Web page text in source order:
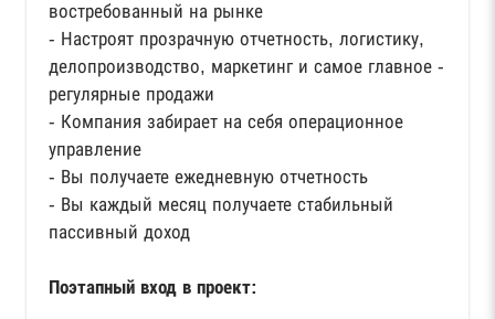
востребованный на рынке
- Настроят прозрачную отчетность, логистику,
делопроизводство, маркетинг и самое главное -
регулярные продажи
- Компания забирает на себя операционное
управление
- Вы получаете ежедневную отчетность
- Вы каждый месяц получаете стабильный
пассивный доход
Поэтапный вход в проект: